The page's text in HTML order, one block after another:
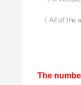
The